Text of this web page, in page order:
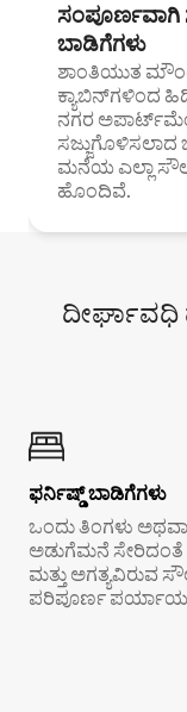
ಸಂಪೂರ್ಣವಾಗಿ
ಬಾಡಿಗೆಗಳು
ಶಾಂತಿಯುತ
ಕ್ಯಾಬಿನ್‌ಗಳಿಂದ
ನಗರ
ಸಜ್ಜುಗೊಳಿಸಲಾದ
ಮನೆಯ ಎಲ್ಲಾ
ಹೊಂದಿವೆ.
ದೀರ್ಘಾವಧಿ
ಫರ್ನಿಷ್ಡ್ ಬಾಡಿಗೆಗಳು
ಒಂದು ತಿಂಗಳು
ಅಡುಗೆಮನೆ ಸೇರಿದಂತೆ
ಮತ್ತು ಅಗತ್ಯವಿರುವ
ಪರಿಪೂರ್ಣ